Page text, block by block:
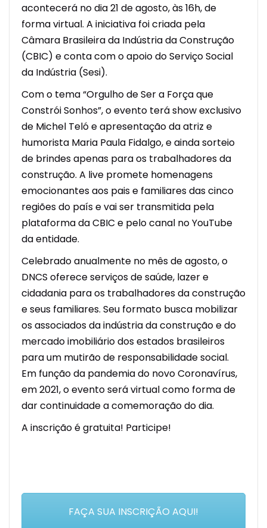
acontecerá no dia 21 de agosto, às 16h, de
forma virtual. A iniciativa foi criada pela
Câmara Brasileira da Indústria da Construção
(CBIC) e conta com o apoio do Serviço Social
da Indústria (Sesi).
Com o tema “Orgulho de Ser a Força que
Constrói Sonhos”, o evento terá show exclusivo
de Michel Teló e apresentação da atriz e
humorista Maria Paula Fidalgo, e ainda sorteio
de brindes apenas para os trabalhadores da
construção. A live promete homenagens
emocionantes aos pais e familiares das cinco
regiões do país e vai ser transmitida pela
plataforma da CBIC e pelo canal no YouTube
da entidade.
Celebrado anualmente no mês de agosto, o
DNCS oferece serviços de saúde, lazer e
cidadania para os trabalhadores da construção
e seus familiares. Seu formato busca mobilizar
os associados da indústria da construção e do
mercado imobiliário dos estados brasileiros
para um mutirão de responsabilidade social.
Em função da pandemia do novo Coronavírus,
em 2021, o evento será virtual como forma de
dar continuidade a comemoração do dia.
A inscrição é gratuita! Participe!
FAÇA SUA INSCRIÇÃO AQUI!